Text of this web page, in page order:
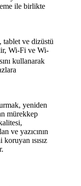
ile birlikte
tablet ve dizüstü
Wi-Fi ve Wi-
kullanarak
yeniden
mürekkep
ve yazıcının
ısısız